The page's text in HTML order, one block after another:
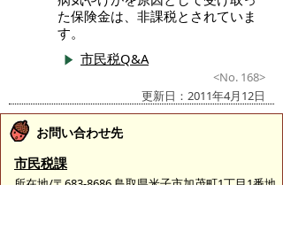
た保険金は、非課税とされていま
す。
市民税Q&A
<No. 168>
更新日：2011年4月12日
お問い合わせ先
市民税課
所在地/〒683-8686 鳥取県米子市加茂町1丁目1番地